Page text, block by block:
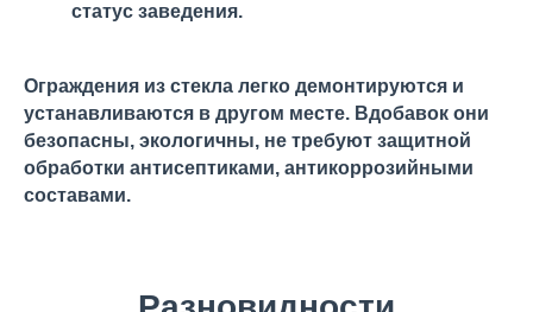
статус заведения.
Ограждения из стекла легко демонтируются и
устанавливаются в другом месте. Вдобавок они
безопасны, экологичны, не требуют защитной
обработки антисептиками, антикоррозийными
составами.